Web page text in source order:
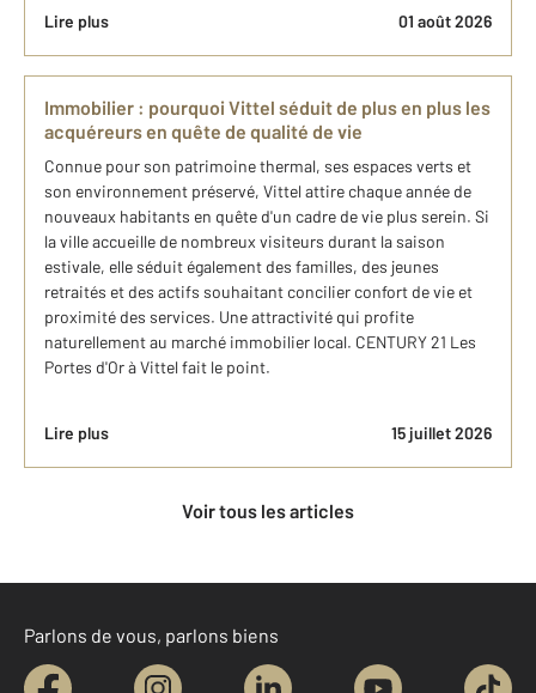
Lire plus 01 août 2026
Immobilier : pourquoi Vittel séduit de plus en plus les
acquéreurs en quête de qualité de vie
Connue pour son patrimoine thermal, ses espaces verts et
son environnement préservé, Vittel attire chaque année de
nouveaux habitants en quête d'un cadre de vie plus serein. Si
la ville accueille de nombreux visiteurs durant la saison
estivale, elle séduit également des familles, des jeunes
retraités et des actifs souhaitant concilier confort de vie et
proximité des services. Une attractivité qui profite
naturellement au marché immobilier local. CENTURY 21 Les
Portes d'Or à Vittel fait le point.
Lire plus 15 juillet 2026
Voir tous les articles
Parlons de vous, parlons biens